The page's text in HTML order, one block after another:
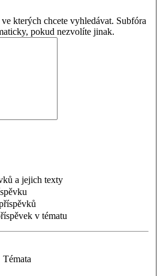
kterých chcete vyhledávat. Subfóra
pokud nezvolíte jinak.
a jejich texty
v tématu
Témata